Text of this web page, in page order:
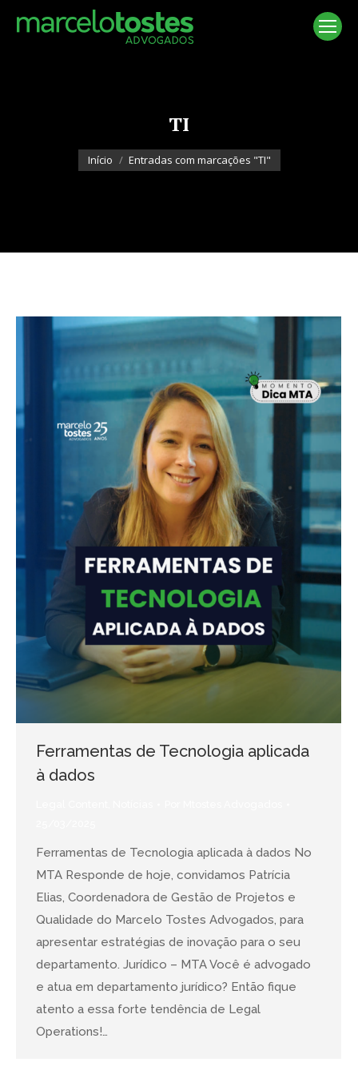
TI
Você está aqui:
Início Entradas com marcações "TI"
Ferramentas de Tecnologia aplicada
à dados
Ferramentas de Tecnologia aplicada à dados No
MTA Responde de hoje, convidamos Patrícia
Elias, Coordenadora de Gestão de Projetos e
Qualidade do Marcelo Tostes Advogados, para
apresentar estratégias de inovação para o seu
departamento. Jurídico – MTA Você é advogado
e atua em departamento jurídico? Então fique
atento a essa forte tendência de Legal
Operations!…